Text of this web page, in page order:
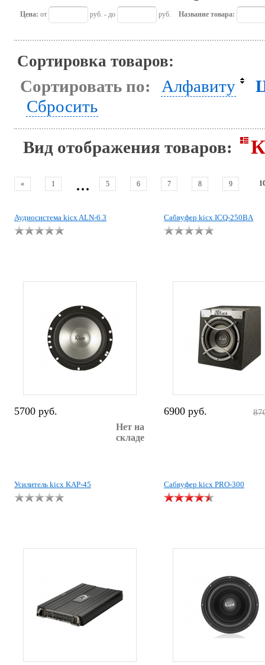
Цена: от руб. - до руб. Название товара:
Сортировка товаров:
Сортировать по: Алфавиту
Сбросить
Вид отображения товаров:
« 1 ... 5 6 7 8 9
Аудиосистема kicx ALN-6.3
5700 руб.
Нет на
складе
Сабвуфер kicx ICQ-250BA
6900 руб.
Усилитель kicx KAP-45 Сабвуфер kicx PRO-300